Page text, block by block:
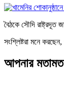
বৈঠকে সৌদি
সংশ্লিষ্টরা মনে
আপনার